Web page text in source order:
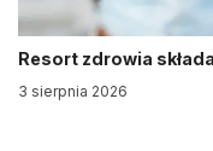
Resort zdrowia
3 sierpnia 2026